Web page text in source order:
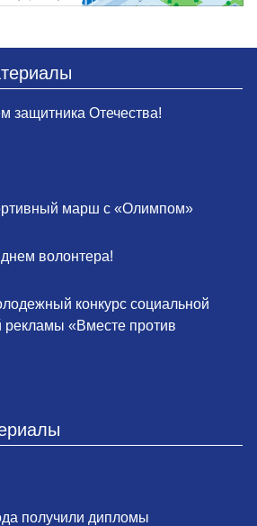
защитника Отечества!
марш с «Олимпом»
волонтера!
конкурс социальной
рекламы «Вместе против
получили дипломы